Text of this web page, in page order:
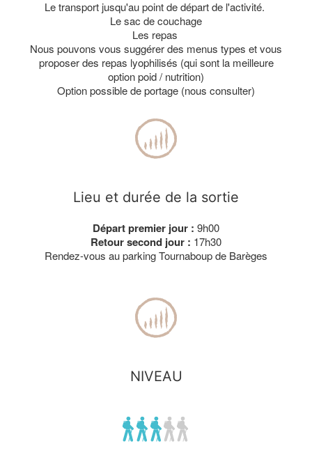
Le transport jusqu'au point de départ de l'activité.
Le sac de couchage
Les repas
Nous pouvons vous suggérer des menus types et vous
proposer des repas lyophilisés (qui sont la meilleure
option poid / nutrition)
Option possible de portage (nous consulter)
Lieu et durée de la sortie
Départ premier jour : 9h00
Retour second jour : 17h30
Rendez-vous au parking Tournaboup de Barèges
NIVEAU